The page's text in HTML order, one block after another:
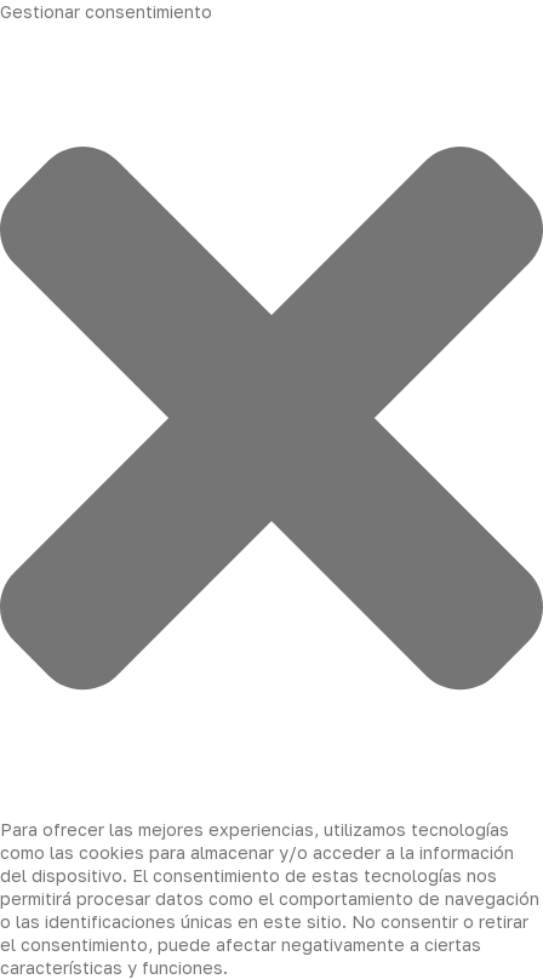
Gestionar consentimiento
Para ofrecer las mejores experiencias, utilizamos tecnologías
como las cookies para almacenar y/o acceder a la información
del dispositivo. El consentimiento de estas tecnologías nos
permitirá procesar datos como el comportamiento de navegación
o las identificaciones únicas en este sitio. No consentir o retirar
el consentimiento, puede afectar negativamente a ciertas
características y funciones.